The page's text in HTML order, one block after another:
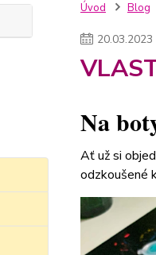
Úvod Blog
20.03.2023
Na
Ať už si
odzkoušené